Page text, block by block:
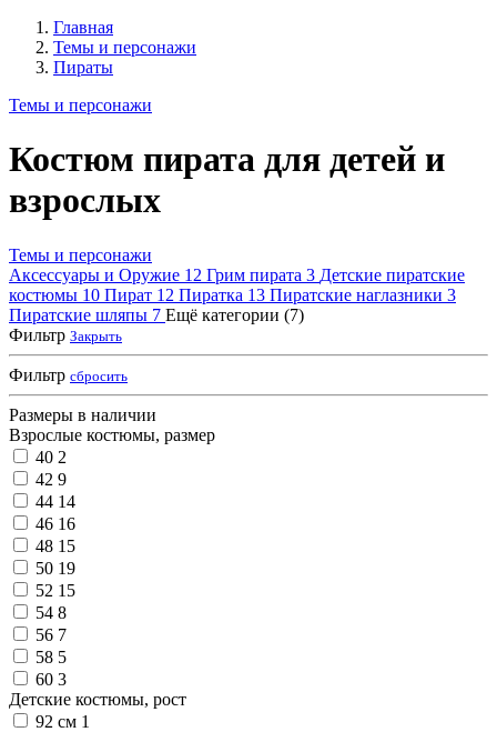
Главная
Темы и персонажи
Пираты
Темы и персонажи
Костюм пирата для детей и
взрослых
Темы и персонажи
Аксессуары и Оружие 12 Грим пирата 3 Детские пиратские
костюмы 10 Пират 12 Пиратка 13 Пиратские наглазники 3
Пиратские шляпы 7 Ещё категории (7)
Фильтр Закрыть
Фильтр сбросить
Размеры в наличии
Взрослые костюмы, размер
40 2
42 9
44 14
46 16
48 15
50 19
52 15
54 8
56 7
58 5
60 3
Детские костюмы, рост
92 см 1